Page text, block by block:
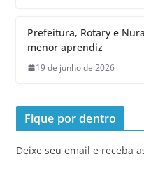
Prefeitura, Rotary e
menor aprendiz
19 de junho de 2026
Fique por dentro
Deixe seu email e receba